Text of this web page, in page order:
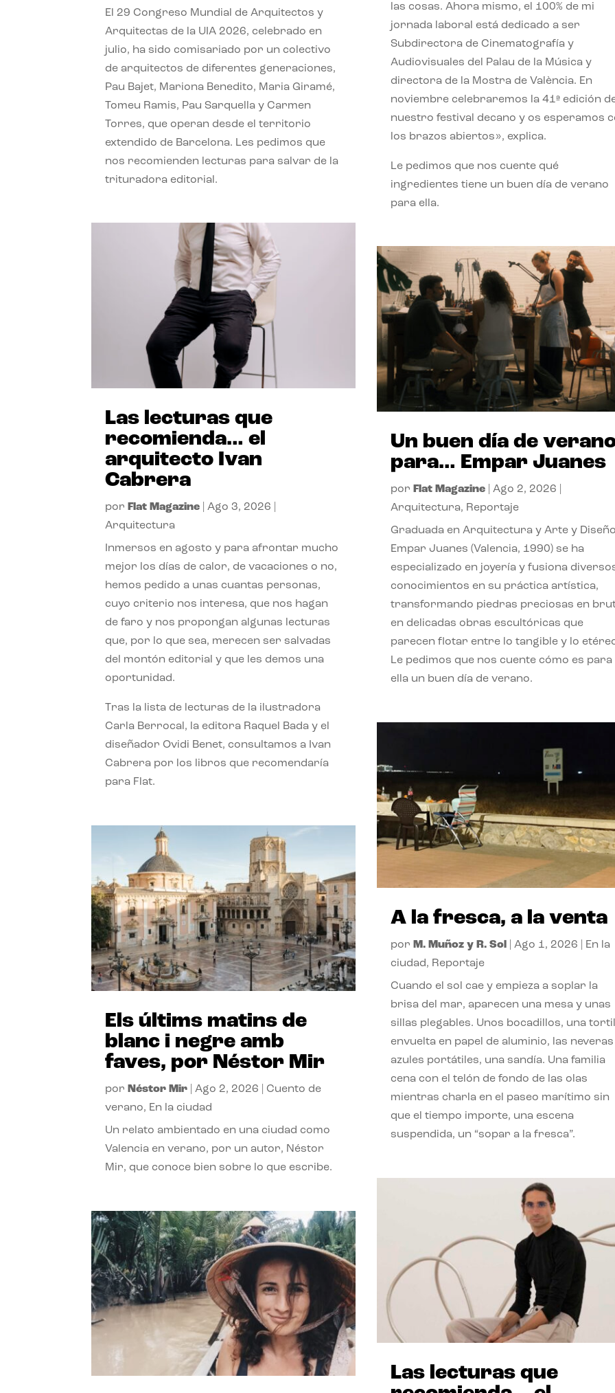
El 29 Congreso Mundial de Arquitectos y
Arquitectas de la UIA 2026, celebrado en
julio, ha sido comisariado por un colectivo
de arquitectos de diferentes generaciones,
Pau Bajet, Mariona Benedito, Maria Giramé,
Tomeu Ramis, Pau Sarquella y Carmen
Torres, que operan desde el territorio
extendido de Barcelona. Les pedimos que
nos recomienden lecturas para salvar de la
trituradora editorial.
Las lecturas que
recomienda… el
arquitecto Ivan
Cabrera
por Flat Magazine |Ago 3, 2026
Arquitectura
Inmersos en agosto y para afrontar mucho
mejor los días de calor, de vacaciones o no,
hemos pedido a unas cuantas personas,
cuyo criterio nos interesa, que nos hagan
de faro y nos propongan algunas lecturas
que, por lo que sea, merecen ser salvadas
del montón editorial y que les demos una
oportunidad.
Tras la lista de lecturas de la ilustradora
Carla Berrocal, la editora Raquel Bada y el
diseñador Ovidi Benet, consultamos a Ivan
Cabrera por los libros que recomendaría
para Flat.
Els últims matins de
blanc i negre amb
faves, por Néstor Mir
por Néstor Mir |Ago 2, 2026 |Cuento de
verano, En la ciudad
Un relato ambientado en una ciudad como
Valencia en verano, por un autor, Néstor
Mir, que conoce bien sobre lo que escribe.
las cosas. Ahora mismo, el 100% de mi
jornada laboral está dedicado a ser
Subdirectora de Cinematografía y
Audiovisuales del Palau de la Música y
directora de la Mostra de València. En
noviembre celebraremos la 41ª edición
nuestro festival decano y os esperamos
los brazos abiertos», explica.
Le pedimos que nos cuente qué
ingredientes tiene un buen día de verano
para ella.
Un buen día de
para… Empar Juanes
por Flat Magazine| Ago 2, 2026
Arquitectura, Reportaje
Graduada en Arquitectura y Arte y
Empar Juanes (Valencia, 1990) se ha
especializado en joyería y fusiona
conocimientos en su práctica artística,
transformando piedras preciosas en
en delicadas obras escultóricas que
parecen flotar entre lo tangible y lo
Le pedimos que nos cuente cómo es para
ella un buen día de verano.
A la fresca, a la venta
por M. Muñoz y R. Sol Ago 1, 2026
En la
ciudad, Reportaje
Cuando el sol cae y empieza a soplar la
brisa del mar, aparecen una mesa y unas
sillas plegables. Unos bocadillos, una
envuelta en papel de aluminio, las neveras
azules portátiles, una sandía. Una familia
cena con el telón de fondo de las olas
mientras charla en el paseo marítimo sin
que el tiempo importe, una escena
suspendida, un “sopar a la fresca”.
Las lecturas que